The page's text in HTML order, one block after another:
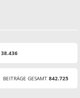
38.436
BEITRÄGE GESAMT 842.725